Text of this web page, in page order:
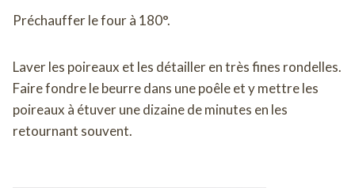
Préchauffer le four à 180°.
Laver les poireaux et les détailler en très fines rondelles.
Faire fondre le beurre dans une poêle et y mettre les
poireaux à étuver une dizaine de minutes en les
retournant souvent.